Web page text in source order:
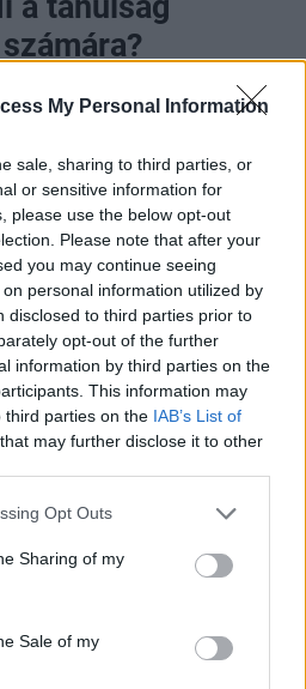
My Personal Information
sale, sharing to third parties, or
or sensitive information for
please use the below opt-out
Please note that after your
you may continue seeing
personal information utilized by
disclosed to third parties prior to
opt-out of the further
information by third parties on the
This information may
third parties on the IAB’s List of
that may further disclose it to other
Opt Outs
Sharing of my
Sale of my
az eurót? Jár-e
közös fizetőeszköz
van az inflációra, a
az államadósság
hozamokra az euró
cikksorozatomban
a választ. A
és a külső
összegzem a főbb
2026Átalakulóban a magyar
után gyökeresen
és a célok. Merre tart a
idei kiemelt
legfontosabb